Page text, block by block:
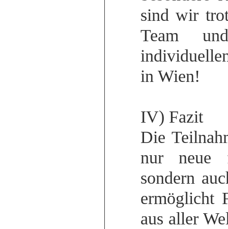
sind wir
Team
in Wien!
IV) Fazit
Die
nur neue
sondern
ermöglicht
aus aller